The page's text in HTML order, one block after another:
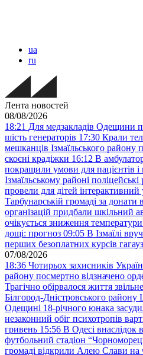
ua
ru
Лента новостей
08/08/2026
18:21 Для медзакладів Одещини
шість генераторів 17:30 Крали
мешканців Ізмаїльського району
скоєні крадіжки 16:12 В
покращили умови для пацієнтів
Ізмаїльському районі поліцейські
провели для дітей інтерактивний
Тарбунарській громаді за донати
організацій придбали шкільний
очікується зниження температури
дощі: прогноз 09:05 В Ізмаїлі
перших безоплатних курсів
07/08/2026
18:36 Чотирьох захисників
району посмертно відзначено
Трагічно обірвалося життя
Білгород-Дністровського
Одещині 18-річного юнака
незаконний обіг психотропів
гривень 15:56 В Одесі внаслідок
футбольний стадіон
громаді відкрили Алею Слави на